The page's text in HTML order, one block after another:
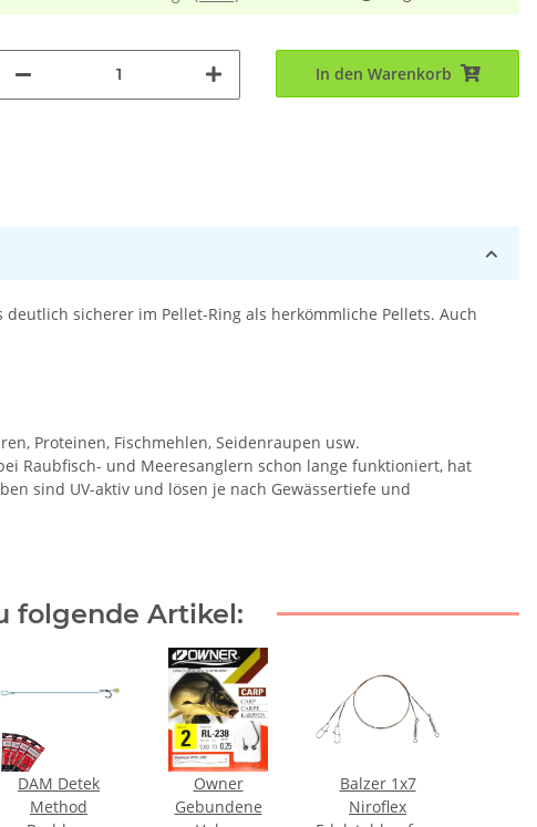
In den Warenkorb
sicherer im Pellet-Ring als herkömmliche Pellets. Auch
Proteinen, Fischmehlen, Seidenraupen usw.
Raubfisch- und Meeresanglern schon lange funktioniert, hat
sind UV-aktiv und lösen je nach Gewässertiefe und
folgende Artikel:
DAM Detek
Method
Owner
Gebundene
Balzer 1x7
Niroflex